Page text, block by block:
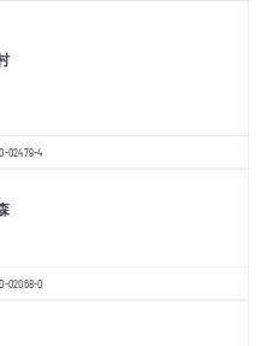
02479-4
02068-0